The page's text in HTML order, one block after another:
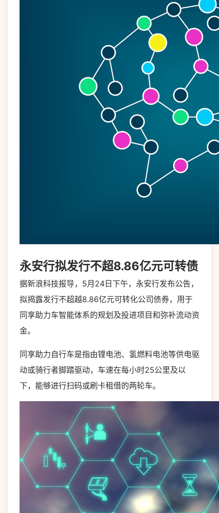
永安行拟发行不超8.86亿元可转债
据新浪科技报导，5月24日下午，永安行发布公告，
拟揭露发行不超越8.86亿元可转化公司债券，用于
同享助力车智能体系的规划及投进项目和弥补流动资
金。
同享助力自行车是指由锂电池、氢燃料电池等供电驱
动或骑行者脚踏驱动，车速在每小时25公里及以
下，能够进行扫码或刷卡租借的两轮车。